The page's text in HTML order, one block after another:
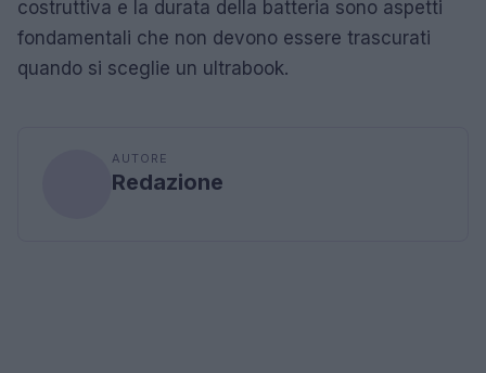
costruttiva e la durata della batteria sono aspetti
fondamentali che non devono essere trascurati
quando si sceglie un ultrabook.
AUTORE
Redazione